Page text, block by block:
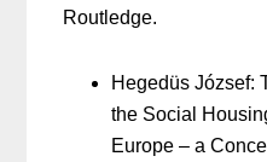
Routledge.
Hegedüs József:
the Social
Europe – a